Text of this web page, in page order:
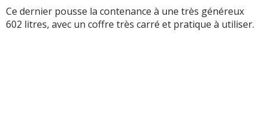
Ce dernier pousse la contenance à une très généreux
602 litres, avec un coffre très carré et pratique à utiliser.